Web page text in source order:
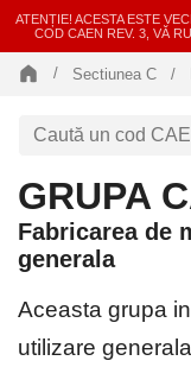
ATENȚIE! ACESTA ESTE
COD CAEN REV. 3, VĂ
Sectiunea C
GRUPA
Fabricarea de
generala
Aceasta grupa
utilizare